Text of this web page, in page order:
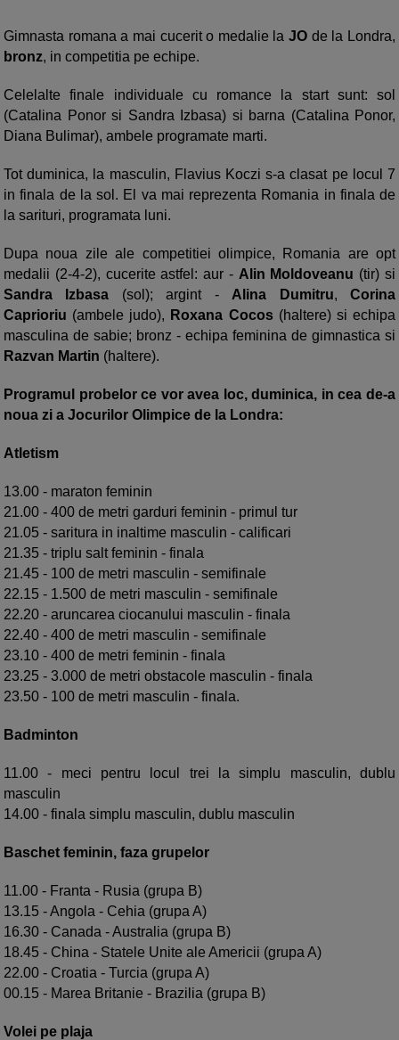
Gimnasta romana a mai cucerit o medalie laJO de la Londra,
bronz, in competitia pe echipe.
Celelalte finale individuale cu romance la start sunt: sol
(Catalina Ponor si Sandra Izbasa) si barna (Catalina Ponor,
Diana Bulimar), ambele programate marti.
Tot duminica, la masculin, Flavius Koczi s-a clasat pe locul 7
in finala de la sol. El va mai reprezenta Romania in finala de
la sarituri, programata luni.
Dupa noua zile ale competitiei olimpice, Romania are opt
medalii (2-4-2), cucerite astfel: aur - Alin Moldoveanu (tir) si
Sandra Izbasa (sol); argint - Alina Dumitru, Corina
Caprioriu (ambele judo), Roxana Cocos (haltere) si echipa
masculina de sabie; bronz - echipa feminina de gimnastica si
Razvan Martin (haltere).
Programul probelor ce vor avea loc, duminica, in cea de-a
noua zi a Jocurilor Olimpice de la Londra:
Atletism
13.00 - maraton feminin
21.00 - 400 de metri garduri feminin - primul tur
21.05 - saritura in inaltime masculin - calificari
21.35 - triplu salt feminin - finala
21.45 - 100 de metri masculin - semifinale
22.15 - 1.500 de metri masculin - semifinale
22.20 - aruncarea ciocanului masculin - finala
22.40 - 400 de metri masculin - semifinale
23.10 - 400 de metri feminin - finala
23.25 - 3.000 de metri obstacole masculin - finala
23.50 - 100 de metri masculin - finala.
Badminton
11.00 - meci pentru locul trei la simplu masculin, dublu
masculin
14.00 - finala simplu masculin, dublu masculin
Baschet feminin, faza grupelor
11.00 - Franta - Rusia (grupa B)
13.15 - Angola - Cehia (grupa A)
16.30 - Canada - Australia (grupa B)
18.45 - China - Statele Unite ale Americii (grupa A)
22.00 - Croatia - Turcia (grupa A)
00.15 - Marea Britanie - Brazilia (grupa B)
Volei pe plaja